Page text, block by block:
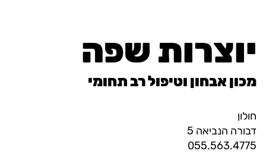
יוצרות שפה
מכון אבחון וטיפול רב תחומי
חולון
דבורה הנביאה 5
055.563.4775